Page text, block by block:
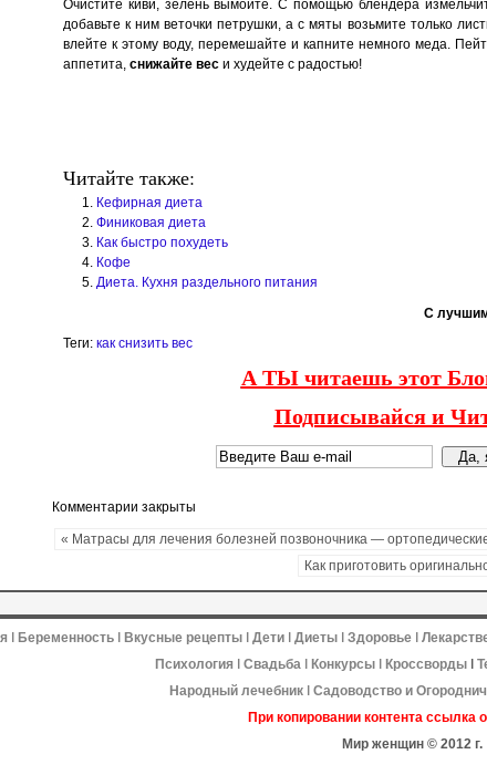
Очистите киви, зелень вымойте. С помощью блендера
добавьте к ним веточки петрушки, а с мяты возьмите только
влейте к этому воду, перемешайте и капните немного меда.
аппетита, снижайте вес и худейте с радостью!
Читайте также:
Кефирная диета
Финиковая диета
Как быстро похудеть
Кофе
Диета. Кухня раздельного питания
C
Теги: как снизить вес
А ТЫ читаешь этот
Подписывайся и
Комментарии закрыты
« Матрасы для лечения болезней позвоночника —
Как приготовить
Беременностьǀ Вкусные рецепты Детиǀ Диетыǀ Здоровьеǀ
Психология
Свадьбаǀ Конкурсыǀ Кроссвордыǀ
Народный лечебник
Садоводство и
При копировании контента ссылка
Мир женщин © 2012 г.